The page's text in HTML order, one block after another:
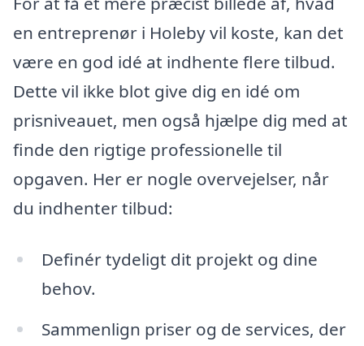
en entreprenør i Holeby vil koste, kan det
være en god idé at indhente flere tilbud.
Dette vil ikke blot give dig en idé om
prisniveauet, men også hjælpe dig med at
finde den rigtige professionelle til
opgaven. Her er nogle overvejelser, når
du indhenter tilbud:
Definér tydeligt dit projekt og dine
behov.
Sammenlign priser og de services, der